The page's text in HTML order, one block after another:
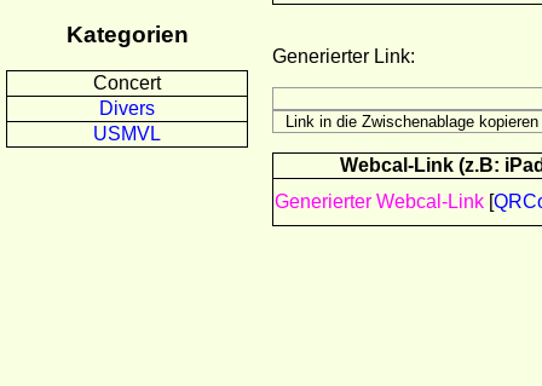
Kategorien
Concert
Divers
USMVL
Generierter Link:
Webcal-Link (z.B:
Generierter Webcal-Link [